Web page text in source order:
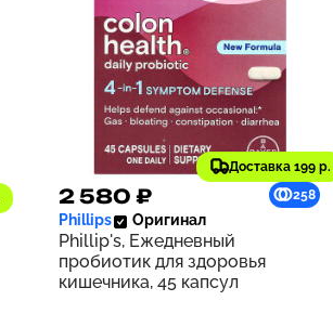
Доставка 199 р.
2 580 ₽ 258
Phillips Оригинал
Phillip's, Ежедневный
пробиотик для здоровья
кишечника, 45 капсул